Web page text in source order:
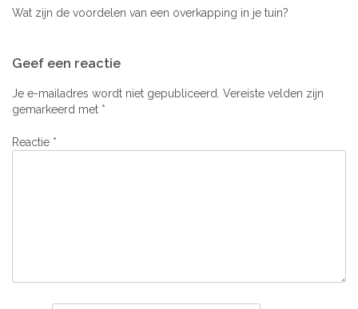
Wat zijn de voordelen van een overkapping in je tuin?
navigatie
Geef een reactie
Je e-mailadres wordt niet gepubliceerd. Vereiste velden zijn
gemarkeerd met *
Reactie *